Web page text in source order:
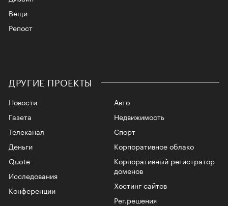
Вещи
Репост
ДРУГИЕ ПРОЕКТЫ
Новости
Газета
Телеканал
Авто
Недвижимость
Спорт
Корпоративное облако
Корпоративный регистратор
доменов
Хостинг сайтов
Рег.решения
Деньги
Quote
Исследования
Конференции